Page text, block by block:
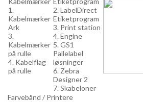
1.
Kabelmærker
Ark
3.
Kabelmærker
på rulle
4. Kabelflag
på rulle
2. LabelDirect
Etiketprogram
3. Print station
4. Engine
5. GS1
Pallelabel
løsninger
6. Zebra
Designer 2
7. Skabeloner
Farvebånd / Printere